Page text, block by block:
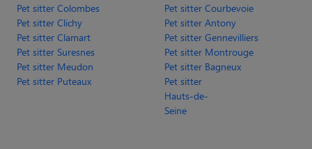
Pet sitter Colombes
Pet sitter Courbevoie
Pet sitter Clichy
Pet sitter Antony
Pet sitter Clamart
Pet sitter Gennevilliers
Pet sitter Suresnes
Pet sitter Montrouge
Pet sitter Meudon
Pet sitter Bagneux
Pet sitter Puteaux
Pet sitter
Hauts-de-
Seine